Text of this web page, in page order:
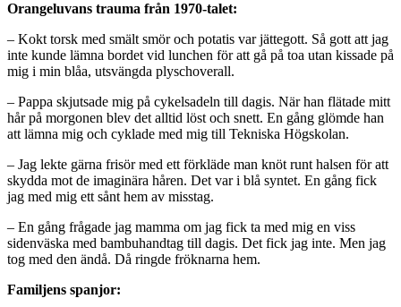
Orangeluvans trauma från 1970-talet:
– Kokt torsk med smält smör och potatis var jättegott. Så gott att jag
inte kunde lämna bordet vid lunchen för att gå på toa utan kissade på
mig i min blåa, utsvängda plyschoverall.
– Pappa skjutsade mig på cykelsadeln till dagis. När han flätade mitt
hår på morgonen blev det alltid löst och snett. En gång glömde han
att lämna mig och cyklade med mig till Tekniska Högskolan.
– Jag lekte gärna frisör med ett förkläde man knöt runt halsen för att
skydda mot de imaginära håren. Det var i blå syntet. En gång fick
jag med mig ett sånt hem av misstag.
– En gång frågade jag mamma om jag fick ta med mig en viss
sidenväska med bambuhandtag till dagis. Det fick jag inte. Men jag
tog med den ändå. Då ringde fröknarna hem.
Familjens spanjor: